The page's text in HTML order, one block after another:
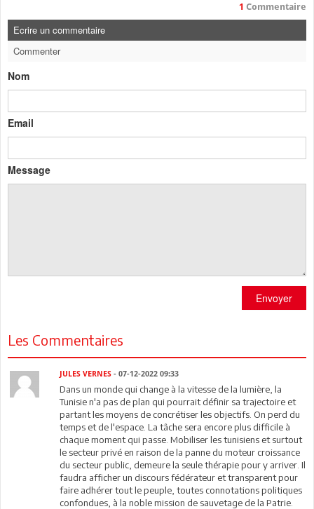
1 Commentaire
Ecrire un commentaire
Commenter
Nom
Email
Message
Envoyer
Les Commentaires
JULES VERNES - 07-12-2022 09:33
Dans un monde qui change à la vitesse de la lumière, la
Tunisie n'a pas de plan qui pourrait définir sa trajectoire et
partant les moyens de concrétiser les objectifs. On perd du
temps et de l'espace. La tâche sera encore plus difficile à
chaque moment qui passe. Mobiliser les tunisiens et surtout
le secteur privé en raison de la panne du moteur croissance
du secteur public, demeure la seule thérapie pour y arriver. Il
faudra afficher un discours fédérateur et transparent pour
faire adhérer tout le peuple, toutes connotations politiques
confondues, à la noble mission de sauvetage de la Patrie.